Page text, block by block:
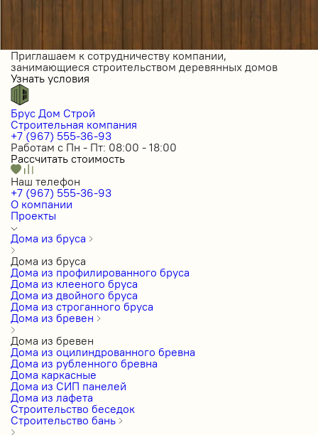
Приглашаем к сотрудничеству компании,
занимающиеся строительством деревянных домов
Узнать условия
Брус Дом Строй
Строительная компания
+7 (967) 555-36-93
Работам с Пн - Пт: 08:00 - 18:00
Рассчитать стоимость
Наш телефон
+7 (967) 555-36-93
О компании
Проекты
Дома из бруса
Дома из бруса
Дома из профилированного бруса
Дома из клееного бруса
Дома из двойного бруса
Дома из строганного бруса
Дома из бревен
Дома из бревен
Дома из оцилиндрованного бревна
Дома из рубленного бревна
Дома каркасные
Дома из СИП панелей
Дома из лафета
Строительство беседок
Строительство бань